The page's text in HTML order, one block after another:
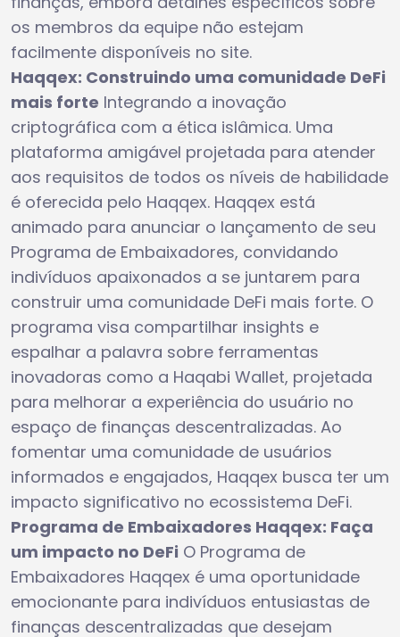
os membros da equipe não estejam
facilmente disponíveis no site.
Haqqex: Construindo uma comunidade DeFi
mais forte Integrando a inovação
criptográfica com a ética islâmica. Uma
plataforma amigável projetada para atender
aos requisitos de todos os níveis de habilidade
é oferecida pelo Haqqex. Haqqex está
animado para anunciar o lançamento de seu
Programa de Embaixadores, convidando
indivíduos apaixonados a se juntarem para
construir uma comunidade DeFi mais forte. O
programa visa compartilhar insights e
espalhar a palavra sobre ferramentas
inovadoras como a Haqabi Wallet, projetada
para melhorar a experiência do usuário no
espaço de finanças descentralizadas. Ao
fomentar uma comunidade de usuários
informados e engajados, Haqqex busca ter um
impacto significativo no ecossistema DeFi.
Programa de Embaixadores Haqqex: Faça
um impacto no DeFi O Programa de
Embaixadores Haqqex é uma oportunidade
emocionante para indivíduos entusiastas de
finanças descentralizadas que desejam